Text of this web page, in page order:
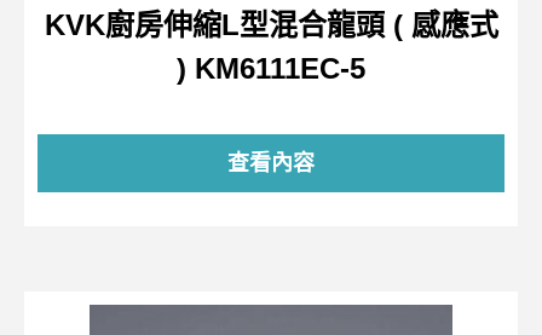
KVK廚房伸縮L型混合龍頭 ( 感應式
) KM6111EC-5
查看內容